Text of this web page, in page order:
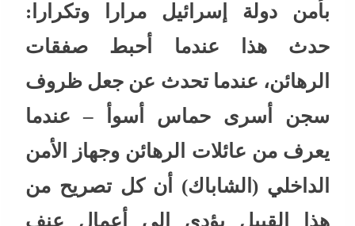
بأمن دولة إسرائيل مرارا وتكرارا:
حدث هذا عندما أحبط صفقات
الرهائن، عندما تحدث عن جعل ظروف
سجن أسرى حماس أسوأ – عندما
يعرف من عائلات الرهائن وجهاز الأمن
الداخلي (الشاباك) أن كل تصريح من
هذا القبيل يؤدي إلى أعمال عنف